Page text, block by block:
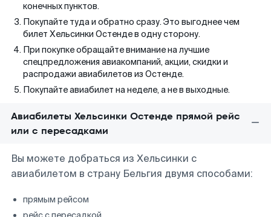
конечных пунктов.
Покупайте туда и обратно сразу. Это выгоднее чем
билет Хельсинки Остенде в одну сторону.
При покупке обращайте внимание на лучшие
спецпредложения авиакомпаний, акции, скидки и
распродажи авиабилетов из Остенде.
Покупайте авиабилет на неделе, а не в выходные.
Авиабилеты Хельсинки Остенде прямой рейс
или с пересадками
Вы можете добраться из Хельсинки с
авиабилетом в страну Бельгия двумя способами:
прямым рейсом